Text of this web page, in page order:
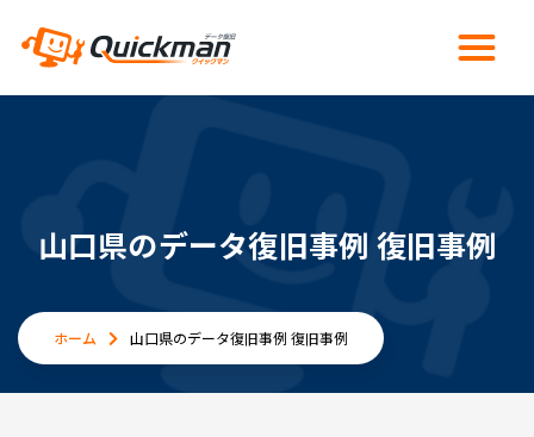
山口県のデータ復旧事例 復旧事例
ホーム 山口県のデータ復旧事例 復旧事例